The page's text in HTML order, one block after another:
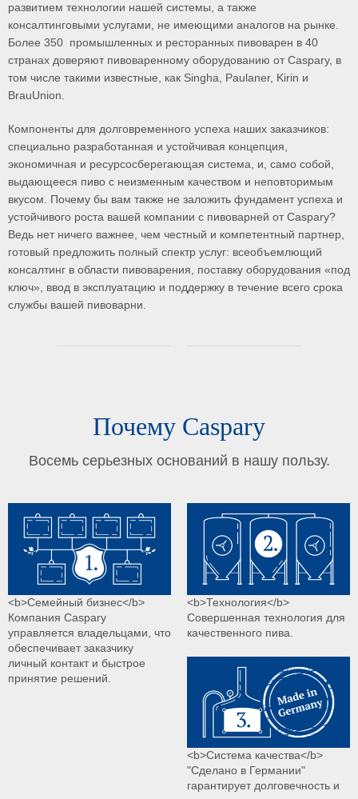
развитием технологии нашей системы, а также
консалтинговыми услугами, не имеющими аналогов на рынке.
Более 350 промышленных и ресторанных пивоварен в 40
странах доверяют пивоваренному оборудованию от Caspary, в
том числе такими известные, как Singha, Paulaner, Kirin и
BrauUnion.
Компоненты для долговременного успеха наших заказчиков:
специально разработанная и устойчивая концепция,
экономичная и ресурсосберегающая система, и, само собой,
выдающееся пиво с неизменным качеством и неповторимым
вкусом. Почему бы вам также не заложить фундамент успеха и
устойчивого роста вашей компании с пивоварней от Caspary?
Ведь нет ничего важнее, чем честный и компетентный партнер,
готовый предложить полный спектр услуг: всеобъемлющий
консалтинг в области пивоварения, поставку оборудования «под
ключ», ввод в эксплуатацию и поддержку в течение всего срока
службы вашей пивоварни.
Почему Caspary
Восемь серьезных оснований в нашу пользу.
<b>Семейный бизнес</b>
Компания Caspary
управляется владельцами, что
обеспечивает заказчику
личный контакт и быстрое
принятие решений.
<b>Технология</b>
Совершенная технология для
качественного пива.
<b>Система качества</b>
"Сделано в Германии"
гарантирует долговечность и